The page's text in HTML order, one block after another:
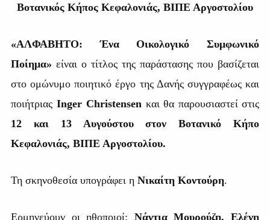
Βοτανικός Κήπος Κεφαλονιάς, ΒΙΠΕ Αργοστολίου
«ΑΛΦΑΒΗΤΟ: Ένα Οικολογικό Συμφωνικό
Ποίημα» είναι ο τίτλος της παράστασης που βασίζεται
στο ομώνυμο ποιητικό έργο της Δανής συγγραφέως και
ποιήτριας Inger Christensen και θα παρουσιαστεί στις
12 και 13 Αυγούστου στον Βοτανικό Κήπο
Κεφαλονιάς, ΒΙΠΕ Αργοστολίου.
Τη σκηνοθεσία υπογράφει η Νικαίτη Κοντούρη.
Ερμηνεύουν οι ηθοποιοί: Νάντια Μουρούζη, Ελένη